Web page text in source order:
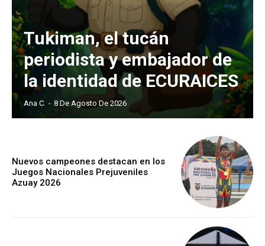
Tukiman, el tucán
periodista y embajador de
la identidad de ECURAICES
Ana C. - 8 De Agosto De 2026
Nuevos campeones destacan en los
Juegos Nacionales Prejuveniles
Azuay 2026